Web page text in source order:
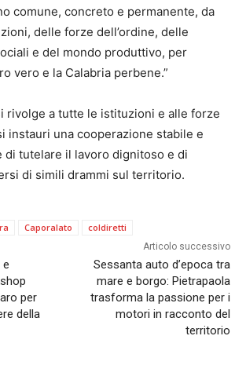
comune, concreto e permanente, da
delle forze dell’ordine, delle
e del mondo produttivo, per
vero e la Calabria perbene.”
rivolge a tutte le istituzioni e alle forze
instauri una cooperazione stabile e
di tutelare il lavoro dignitoso e di
di simili drammi sul territorio.
Caporalato coldiretti
e
per
della
Articolo successivo
Sessanta auto d’epoca tra
mare e borgo: Pietrapaola
trasforma la passione per i
motori in racconto del
territorio